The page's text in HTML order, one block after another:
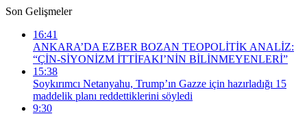
Son Gelişmeler
16:41
ANKARA’DA EZBER BOZAN TEOPOLİTİK ANALİZ:
“ÇİN-SİYONİZM İTTİFAKI’NİN BİLİNMEYENLERİ”
15:38
Soykırımcı Netanyahu, Trump’ın Gazze için hazırladığı 15
maddelik planı reddettiklerini söyledi
9:30